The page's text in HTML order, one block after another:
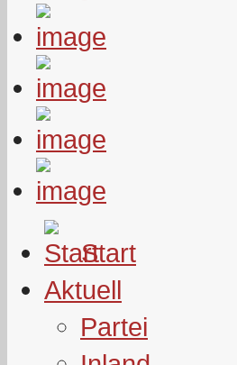
Start
Aktuell
Partei